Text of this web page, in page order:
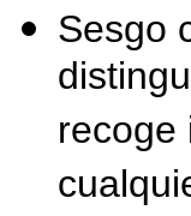
Sesgo
recoge